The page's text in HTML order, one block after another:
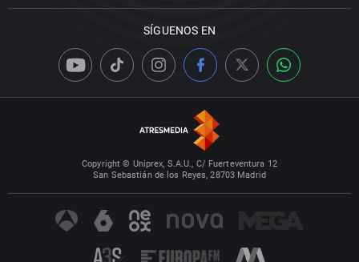
SÍGUENOS EN
Copyright © Uniprex, S.A.U., C/ Fuerteventura 12
San Sebastián de los Reyes, 28703 Madrid